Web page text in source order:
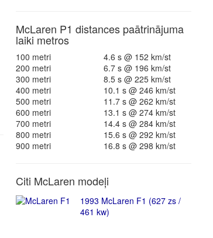
McLaren P1 distances paātrinājuma
laiki metros
100 metri
4.6 s @ 152 km/st
200 metri
6.7 s @ 196 km/st
300 metri
8.5 s @ 225 km/st
400 metri
10.1 s @ 246 km/st
500 metri
11.7 s @ 262 km/st
600 metri
13.1 s @ 274 km/st
700 metri
14.4 s @ 284 km/st
800 metri
15.6 s @ 292 km/st
900 metri
16.8 s @ 298 km/st
Citi McLaren modeļi
1993 McLaren F1 (627 zs /
461 kw)